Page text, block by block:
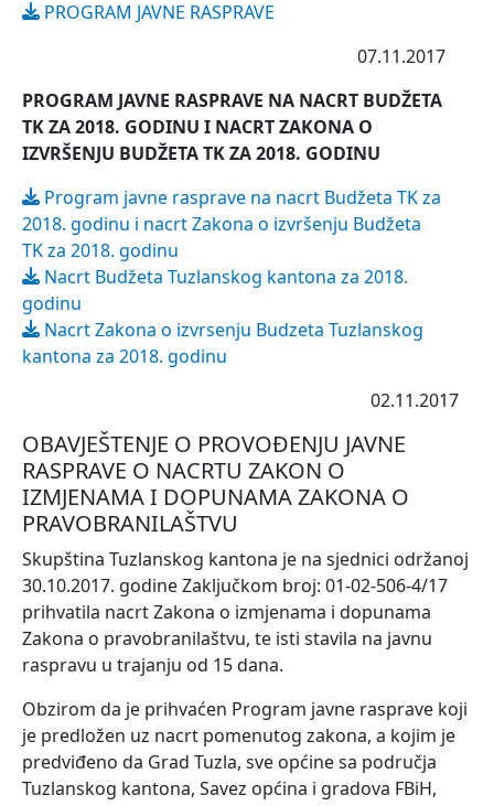
PROGRAM JAVNE RASPRAVE
07.11.2017
PROGRAM JAVNE RASPRAVE NA NACRT BUDŽETA
TK ZA 2018. GODINU I NACRT ZAKONA O
IZVRŠENJU BUDŽETA TK ZA 2018. GODINU
Program javne rasprave na nacrt Budžeta TK za
2018. godinu i nacrt Zakona o izvršenju Budžeta
TK za 2018. godinu
Nacrt Budžeta Tuzlanskog kantona za 2018.
godinu
Nacrt Zakona o izvrsenju Budzeta Tuzlanskog
kantona za 2018. godinu
02.11.2017
OBAVJEŠTENJE O PROVOĐENJU JAVNE
RASPRAVE O NACRTU ZAKON O
IZMJENAMA I DOPUNAMA ZAKONA O
PRAVOBRANILAŠTVU
Skupština Tuzlanskog kantona je na sjednici održanoj
30.10.2017. godine Zaključkom broj: 01-02-506-4/17
prihvatila nacrt Zakona o izmjenama i dopunama
Zakona o pravobranilaštvu, te isti stavila na javnu
raspravu u trajanju od 15 dana.
Obzirom da je prihvaćen Program javne rasprave koji
je predložen uz nacrt pomenutog zakona, a kojim je
predviđeno da Grad Tuzla, sve općine sa područja
Tuzlanskog kantona, Savez općina i gradova FBiH,